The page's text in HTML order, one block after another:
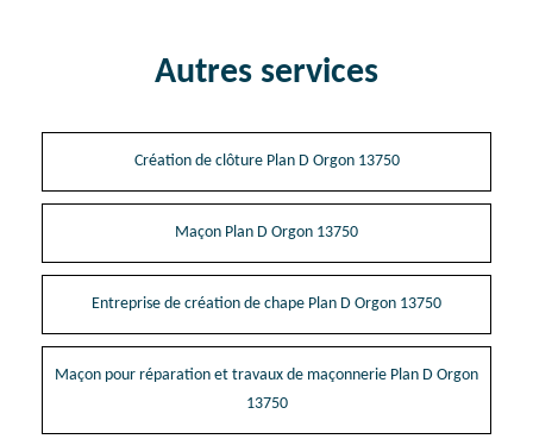
Autres services
Création de clôture Plan D Orgon 13750
Maçon Plan D Orgon 13750
Entreprise de création de chape Plan D Orgon 13750
Maçon pour réparation et travaux de maçonnerie Plan D Orgon
13750